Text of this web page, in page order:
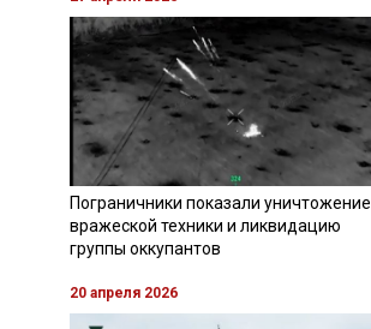
Пограничники показали уничтожение
вражеской техники и ликвидацию
группы оккупантов
20 апреля 2026